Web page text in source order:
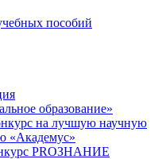
пособий
образование»
на лучшую научную
«Академус»
PROЗНАНИЕ